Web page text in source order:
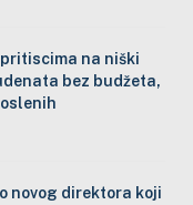
na niški
bez budžeta,
novog direktora koji